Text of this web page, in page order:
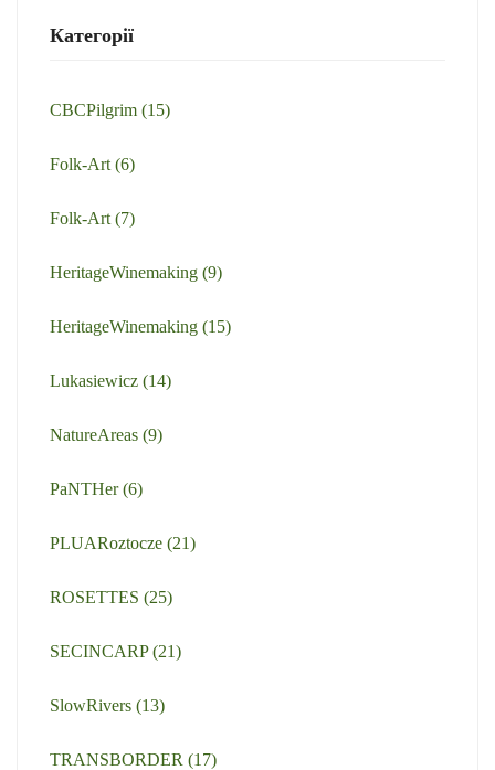
Категорії
CBCPilgrim (15)
Folk-Art (6)
Folk-Art (7)
HeritageWinemaking (9)
HeritageWinemaking (15)
Lukasiewicz (14)
NatureAreas (9)
PaNTHer(6)
PLUARoztocze (21)
ROSETTES (25)
SECINCARP(21)
SlowRivers (13)
TRANSBORDER (17)